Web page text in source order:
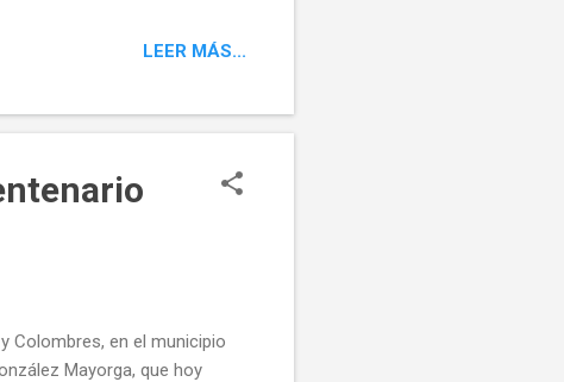
LEER MÁS...
Colombres, en el municipio
Mayorga, que hoy